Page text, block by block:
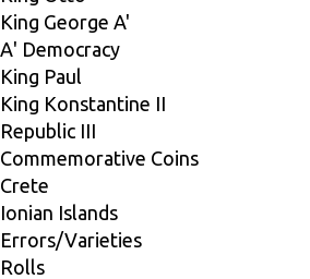
King George A'
Α' Democracy
King Paul
King Konstantine II
Republic III
Commemorative Coins
Crete
Ionian Islands
Errors/Varieties
Rolls